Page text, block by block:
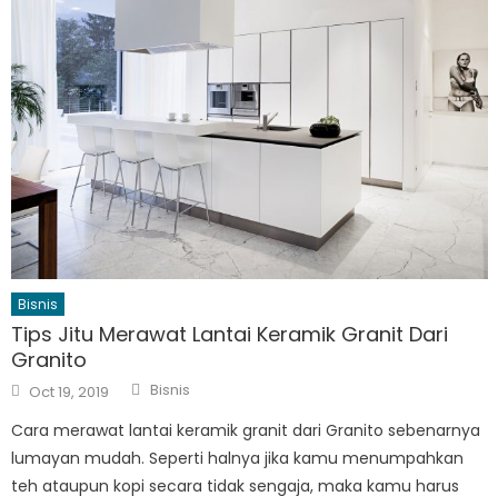
Bisnis
Tips Jitu Merawat Lantai Keramik Granit Dari
Granito
Posted
on
Oct 19, 2019 Author
Bisnis
Cara merawat lantai keramik granit dari Granito sebenarnya
lumayan mudah. Seperti halnya jika kamu menumpahkan
teh ataupun kopi secara tidak sengaja, maka kamu harus